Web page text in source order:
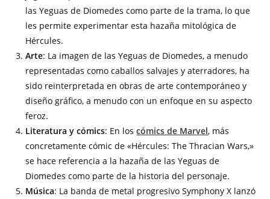
las Yeguas de Diomedes como parte de la trama, lo que
les permite experimentar esta hazaña mitológica de
Hércules.
Arte: La imagen de las Yeguas de Diomedes, a menudo
representadas como caballos salvajes y aterradores, ha
sido reinterpretada en obras de arte contemporáneo y
diseño gráfico, a menudo con un enfoque en su aspecto
feroz.
Literatura y cómics: En loscómics de Marvel, más
concretamente cómic de «Hércules: The Thracian Wars,»
se hace referencia a la hazaña de las Yeguas de
Diomedes como parte de la historia del personaje.
Música: La banda de metal progresivo Symphony X lanzó